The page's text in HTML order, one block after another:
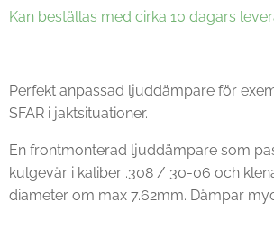
Kan beställas med cirka 10 dagars
Perfekt anpassad ljuddämpare för
SFAR i jaktsituationer.
En frontmonterad ljuddämpare som
kulgevär i kaliber .308 / 30-06 och
diameter om max 7.62mm. Dämpar